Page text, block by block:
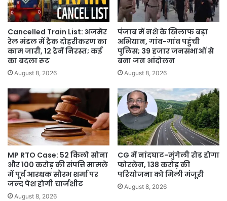
Cancelled Train List: अजमेर
रेल मंडल में ट्रैक दोहरीकरण का
काम जारी, 12 ट्रेनें निरस्त; कई
का बदला रूट
August 8, 2026
पंजाब में नशे के खिलाफ बड़ा
अभियान, गांव-गांव पहुंची
पुलिस; 39 हजार जनसभाओं से
बना जन आंदोलन
August 8, 2026
MP RTO Case: 52 किलो सोना
और 100 करोड़ की संपत्ति मामले
में पूर्व आरक्षक सौरभ शर्मा पर
जल्द पेश होगी चार्जशीट
August 8, 2026
CG में नांदघाट-मुंगेली रोड होगा
फोरलेन, 138 करोड़ की
परियोजना को मिली मंजूरी
August 8, 2026